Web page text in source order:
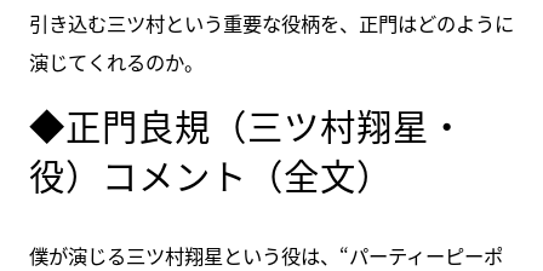
引き込む三ツ村という重要な役柄を、正門はどのように
演じてくれるのか。
◆正門良規（三ツ村翔星・
役）コメント（全文）
僕が演じる三ツ村翔星という役は、“パーティーピーポ